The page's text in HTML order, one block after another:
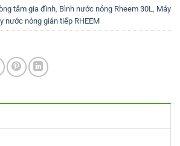
tắm gia đình, Bình nước nóng Rheem 30L, Máy
nước nóng gián tiếp RHEEM